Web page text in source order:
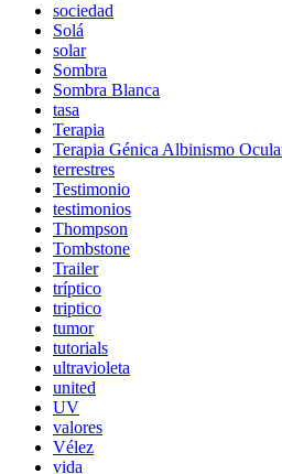
sociedad
Solá
solar
Sombra
Sombra Blanca
tasa
Terapia
Terapia Génica Albinismo
terrestres
Testimonio
testimonios
Thompson
Tombstone
Trailer
tríptico
triptico
tumor
tutorials
ultravioleta
united
UV
valores
Vélez
vida